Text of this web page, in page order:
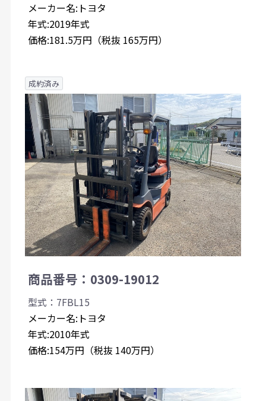
メーカー名:トヨタ
年式:2019年式
価格:181.5万円（税抜 165万円）
成約済み
商品番号：0309-19012
型式：7FBL15
メーカー名:トヨタ
年式:2010年式
価格:154万円（税抜 140万円）